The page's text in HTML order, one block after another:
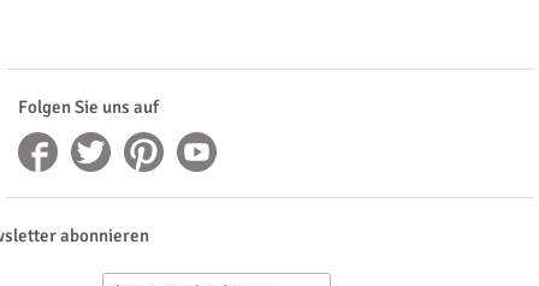
Folgen Sie uns auf
abonnieren